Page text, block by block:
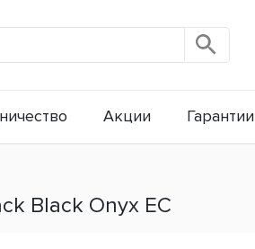
Акции Гарантии
Black Onyx ЕС